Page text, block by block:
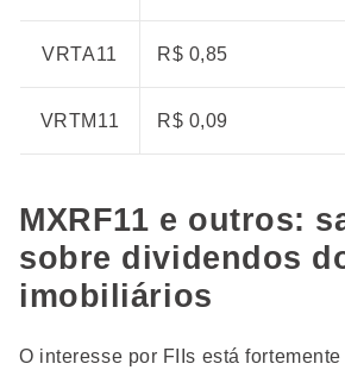
VRTA11 R$ 0,85
VRTM11 R$ 0,09
MXRF11 e outros:
sobre dividendos
imobiliários
O interesse por FIIs está